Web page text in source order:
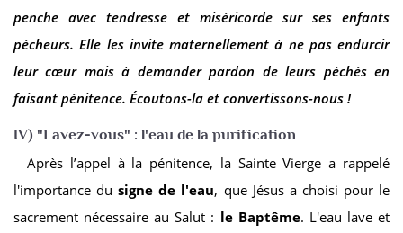
penche avec tendresse et miséricorde sur ses enfants
pécheurs. Elle les invite maternellement à ne pas endurcir
leur cœur mais à demander pardon de leurs péchés en
faisant pénitence. Écoutons-la et convertissons-nous !
IV) "Lavez-vous" : l'eau de la purification
Après l’appel à la pénitence, la Sainte Vierge a rappelé
l'importance dusigne de l'eau, que Jésus a choisi pour le
sacrement nécessaire au Salut : le Baptême. L'eau lave et